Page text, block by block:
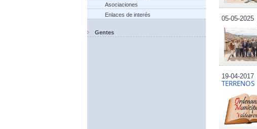
Asociaciones
Enlaces de interés
Gentes
05-05-2025
19-04-2017
TERRENOS